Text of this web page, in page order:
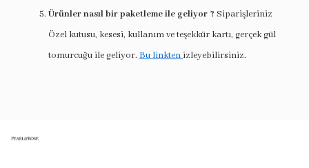
Ürünler nasıl bir paketleme ile geliyor ? Siparişleriniz
Özel kutusu, kesesi, kullanım ve teşekkür kartı, gerçek gül
tomurcuğu ile geliyor. Bu linkten izleyebilirsiniz.